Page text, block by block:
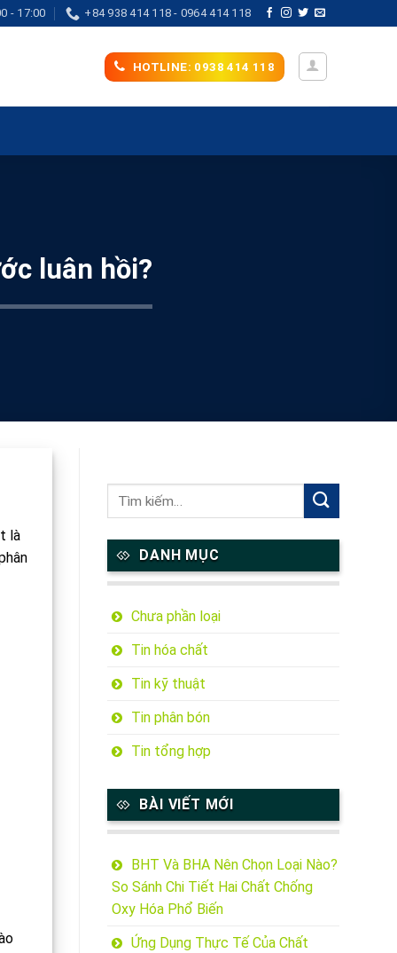
- 17:00 +84 938 414 118 - 0964 414 118
HOTLINE: 0938 414 118
luân hồi?
là
DANH MỤC
Chưa phần loại
Tin hóa chất
Tin kỹ thuật
Tin phân bón
Tin tổng hợp
BÀI VIẾT MỚI
BHT Và BHA Nên Chọn Loại Nào?
So Sánh Chi Tiết Hai Chất Chống
Oxy Hóa Phổ Biến
Ứng Dụng Thực Tế Của Chất